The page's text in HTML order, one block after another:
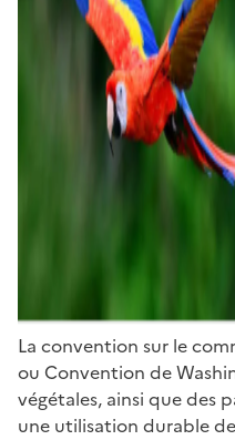
La convention sur le
ou Convention de
végétales, ainsi que des
une utilisation durable